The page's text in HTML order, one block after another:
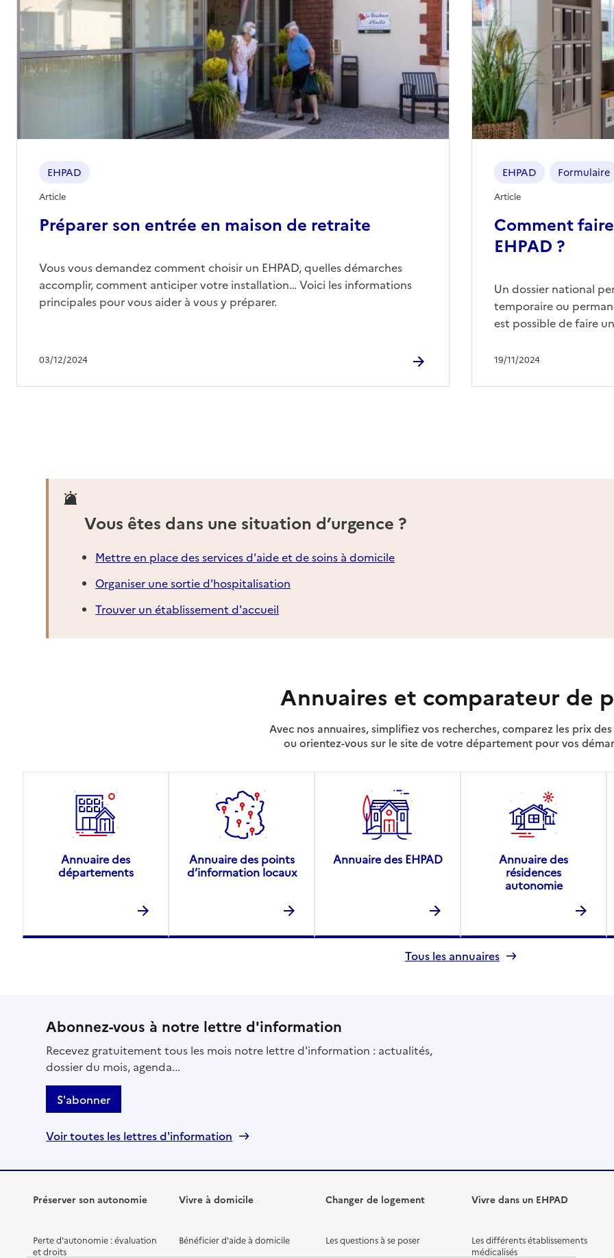
Préparer son entrée en maison de retraite
03/12/2024
EHPAD
Article
Vous vous demandez comment choisir un EHPAD, quelles démarches
accomplir, comment anticiper votre installation… Voici les informations
principales pour vous aider à vous y préparer.
Comment
EHPAD ?
19/11/2024
EHPAD Formulaire
Article
Un dossier national
temporaire ou
est possible de faire
Vous êtes dans une situation d’urgence ?
Mettre en place des services d'aide et de soins à domicile
Organiser une sortie d'hospitalisation
Trouver un établissement d'accueil
Annuaires et comparateur de
Avec nos annuaires, simplifiez vos recherches, comparez les prix des
ou orientez-vous sur le site de votre département pour vos
Annuaire des
départements
Annuaire des points
d’information locaux
Annuaire des EHPAD
Annuaire des
résidences
autonomie
Tous les annuaires
Abonnez-vous à notre lettre d'information
Recevez gratuitement tous les mois notre lettre d'information : actualités,
dossier du mois, agenda...
S'abonner
Voir toutes les lettres d'information
Préserver son autonomie
Perte d'autonomie : évaluation
et droits
Vivre à domicile
Bénéficier d'aide à domicile
Changer de logement
Les questions à se poser
Vivre dans un EHPAD
Les différents établissements
médicalisés